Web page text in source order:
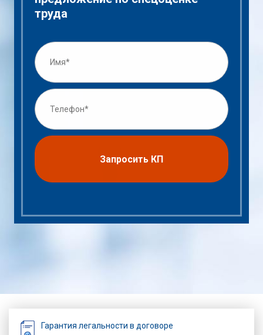
труда
Запросить КП
Гарантия легальности в договоре